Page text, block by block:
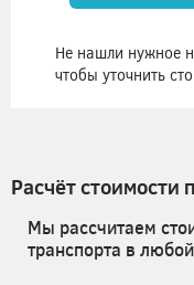
Не нашли нужное
чтобы уточнить
Расчёт стоимости
Мы рассчитаем
транспорта в